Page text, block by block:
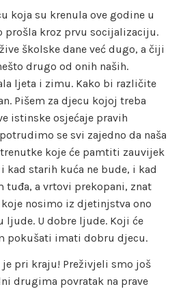
koja su krenula ove godine u
prošla kroz prvu socijalizaciju.
školske dane već dugo, a čiji
drugo od onih naših.
ljeta i zimu. Kako bi različite
Pišem za djecu kojoj treba
istinske osjećaje pravih
se svi zajedno da naša
koje će pamtiti zauvijek
kad starih kuća ne bude, i kad
tuđa, a vrtovi prekopani, znat
nosimo iz djetinjstva ono
ljude. U dobre ljude. Koji će
pokušati imati dobru djecu.
je pri kraju! Preživjeli smo još
drugima povratak na prave